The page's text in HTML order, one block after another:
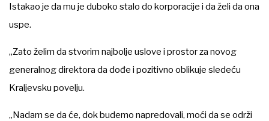
Istakao je da mu je duboko stalo do korporacije i da želi da ona
uspe.
„Zato želim da stvorim najbolje uslove i prostor za novog
generalnog direktora da dođe i pozitivno oblikuje sledeću
Kraljevsku povelju.
„Nadam se da će, dok budemo napredovali, moći da se održi